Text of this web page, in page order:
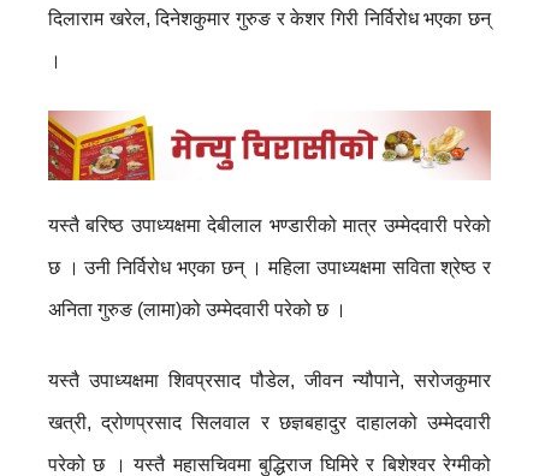
दिलाराम खरेल, दिनेशकुमार गुरुङ र केशर गिरी निर्विरोध भएका छन्
।
यस्तै बरिष्ठ उपाध्यक्षमा देबीलाल भण्डारीको मात्र उम्मेदवारी परेको
छ । उनी निर्विरोध भएका छन् । महिला उपाध्यक्षमा सविता श्रेष्ठ र
अनिता गुरुङ (लामा)को उम्मेदवारी परेको छ ।
यस्तै उपाध्यक्षमा शिवप्रसाद पौडेल, जीवन न्यौपाने, सरोजकुमार
खत्री, द्रोणप्रसाद सिलवाल र छज्ञबहादुर दाहालको उम्मेदवारी
परेको छ । यस्तै महासचिवमा बुद्धिराज घिमिरे र बिशेश्वर रेग्मीको